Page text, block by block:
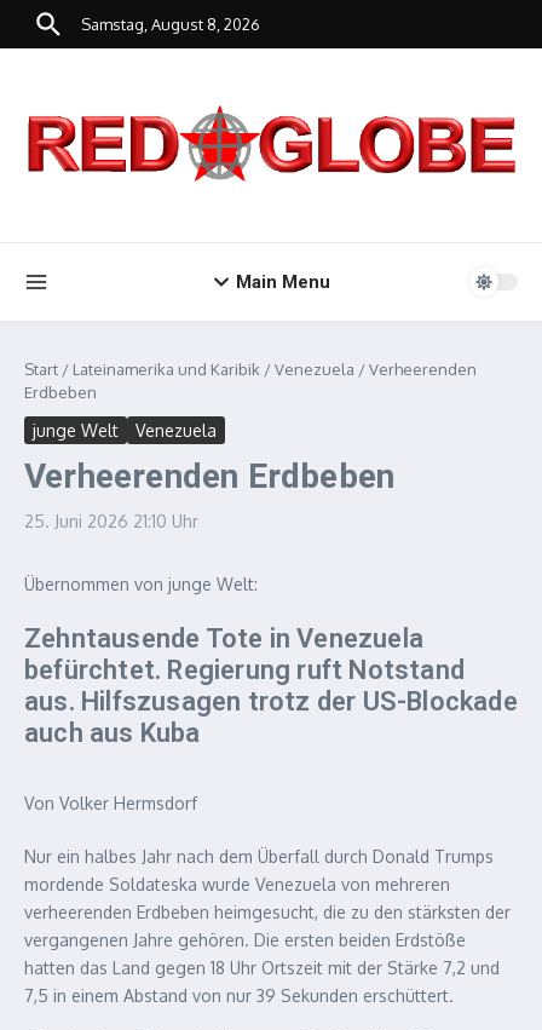
Zum Inhalt springen
Samstag, August 8, 2026
Main Menu
Start / Lateinamerika und Karibik /Venezuela /Verheerenden
Erdbeben
junge Welt Venezuela
Verheerenden Erdbeben
25. Juni 2026 21:10 Uhr
Übernommen von junge Welt:
Zehntausende Tote in Venezuela
befürchtet. Regierung ruft Notstand
aus. Hilfszusagen trotz der US-Blockade
auch aus Kuba
Von Volker Hermsdorf
Nur ein halbes Jahr nach dem Überfall durch Donald Trumps
mordende Soldateska wurde Venezuela von mehreren
verheerenden Erdbeben heimgesucht, die zu den stärksten der
vergangenen Jahre gehören. Die ersten beiden Erdstöße
hatten das Land gegen 18 Uhr Ortszeit mit der Stärke 7,2 und
7,5 in einem Abstand von nur 39 Sekunden erschüttert.